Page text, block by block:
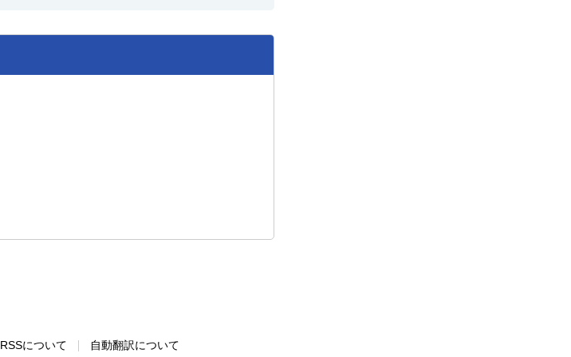
RSSについて 自動翻訳について